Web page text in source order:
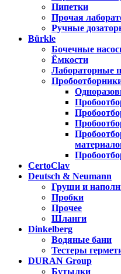
Пипетки
Прочая
Ручные
Bürkle
Бочечные
Ёмкости
Лабораторные
CertoClav
Deutsch & Neumann
Груши и
Пробки
Прочее
Шланги
Dinkelberg
Водяные бани
Тестеры
DURAN Group
Бутылки